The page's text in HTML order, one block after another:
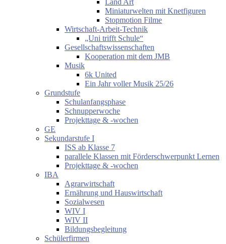
Land Art
Miniaturwelten mit Knetfiguren
Stopmotion Filme
Wirtschaft-Arbeit-Technik
„Uni trifft Schule“
Gesellschaftswissenschaften
Kooperation mit dem JMB
Musik
6k United
Ein Jahr voller Musik 25/26
Grundstufe
Schulanfangsphase
Schnupperwoche
Projekttage & -wochen
GE
Sekundarstufe I
ISS ab Klasse 7
parallele Klassen mit Förderschwerpunkt Lernen
Projekttage & -wochen
IBA
Agrarwirtschaft
Ernährung und Hauswirtschaft
Sozialwesen
WIV I
WIV II
Bildungsbegleitung
Schülerfirmen